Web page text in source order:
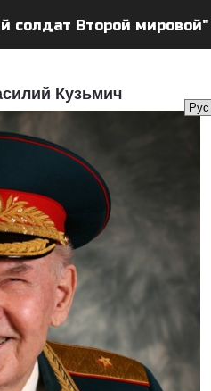
солдат Второй мировой"
Кузьмич